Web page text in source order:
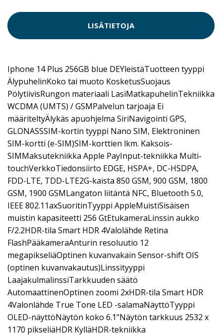
LISÄTIETOJA
Iphone 14 Plus 256GB blue DEYleistäTuotteen tyyppi
ÄlypuhelinKoko tai muoto KosketusSuojaus
PölytiivisRungon materiaali LasiMatkapuhelinTekniikka
WCDMA (UMTS) / GSMPalvelun tarjoaja Ei
määriteltyÄlykäs apuohjelma SiriNavigointi GPS,
GLONASSSIM-kortin tyyppi Nano SIM, Elektroninen
SIM-kortti (e-SIM)SIM-korttien lkm. Kaksois-
SIMMaksutekniikka Apple PayInput-tekniikka Multi-
touchVerkkoTiedonsiirto EDGE, HSPA+, DC-HSDPA,
FDD-LTE, TDD-LTE2G-kaista 850 GSM, 900 GSM, 1800
GSM, 1900 GSMLangaton liitäntä NFC, Bluetooth 5.0,
IEEE 802.11axSuoritinTyyppi AppleMuistiSisäisen
muistin kapasiteetti 256 GtEtukameraLinssin aukko
F/2.2HDR-tila Smart HDR 4Valolähde Retina
FlashPääkameraAnturin resoluutio 12
megapikseliäOptinen kuvanvakain Sensor-shift OIS
(optinen kuvanvakautus)Linssityyppi
LaajakulmalinssiTarkkuuden säätö
AutomaattinenOptinen zoomi 2xHDR-tila Smart HDR
4Valonlähde True Tone LED -salamaNäyttöTyyppi
OLED-näyttöNäytön koko 6.1"Näytön tarkkuus 2532 x
1170 pikseliäHDR KylläHDR-tekniikka